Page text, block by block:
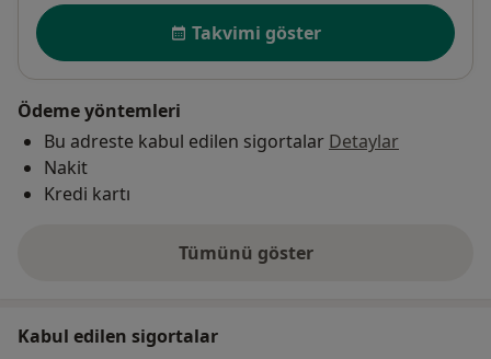
Uygunluk
Takvimi göster
Ödeme yöntemleri
Bu adreste kabul edilen sigortalar Detaylar
Nakit
Kredi kartı
Tümünü göster
adres hakkında
Kabul edilen sigortalar